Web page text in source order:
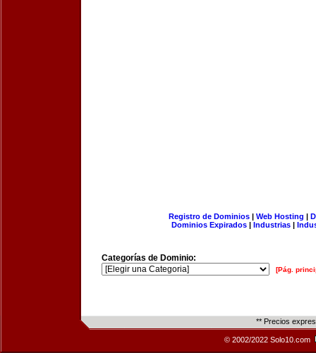
Registro de Dominios| Web Hosting |
Dominios Expirados | Industrias |
Categorías de Dominio:
[Pág.
** Precios
© 2002/2022 Solo10.com